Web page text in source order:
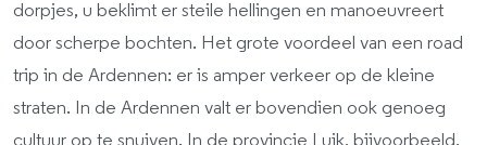
dorpjes, u beklimt er steile hellingen en manoeuvreert
door scherpe bochten. Het grote voordeel van een road
trip in de Ardennen: er is amper verkeer op de kleine
straten. In de Ardennen valt er bovendien ook genoeg
cultuur op te snuiven. In de provincie Luik, bijvoorbeeld,